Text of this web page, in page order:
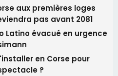
aux premières loges
pas avant 2081
Latino évacué en urgence
en Corse pour
?